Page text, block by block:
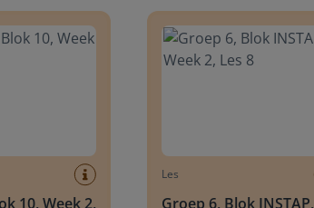
10, Week 2,
Les
Groep 6, Blok INSTAP,